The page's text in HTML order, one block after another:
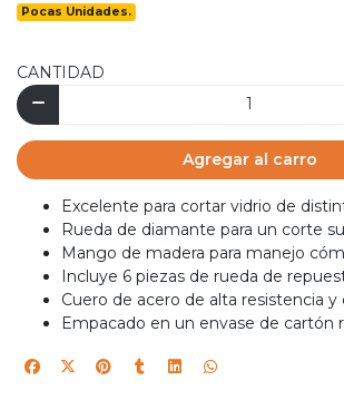
Pocas Unidades.
CANTIDAD
Agregar al carro
Excelente para cortar vidrio de
Rueda de diamante para un corte
Mango de madera para manejo
Incluye 6 piezas de rueda de
Cuero de acero de alta resistencia y
Empacado en un envase de cartón